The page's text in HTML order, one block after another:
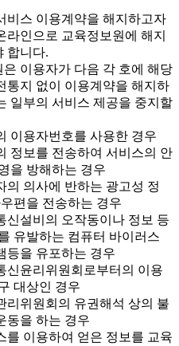
스 이용계약을 해지하고자
라인으로 교육정보원에 해지
합니다.
이용자가 다음 각 호에 해당
통지 없이 이용계약을 해지하
일부의 서비스 제공을 중지할
이용자번호를 사용한 경우
정보를 전송하여 서비스의 안
을 방해하는 경우
의 의사에 반하는 광고성 정
편을 전송하는 경우
신설비의 오작동이나 정보 등
유발하는 컴퓨터 바이러스
등을 유포하는 경우
신윤리위원회로부터의 이용
대상인 경우
리위원회의 유권해석 상의 불
동을 하는 경우
를 이용하여 얻은 정보를 교육